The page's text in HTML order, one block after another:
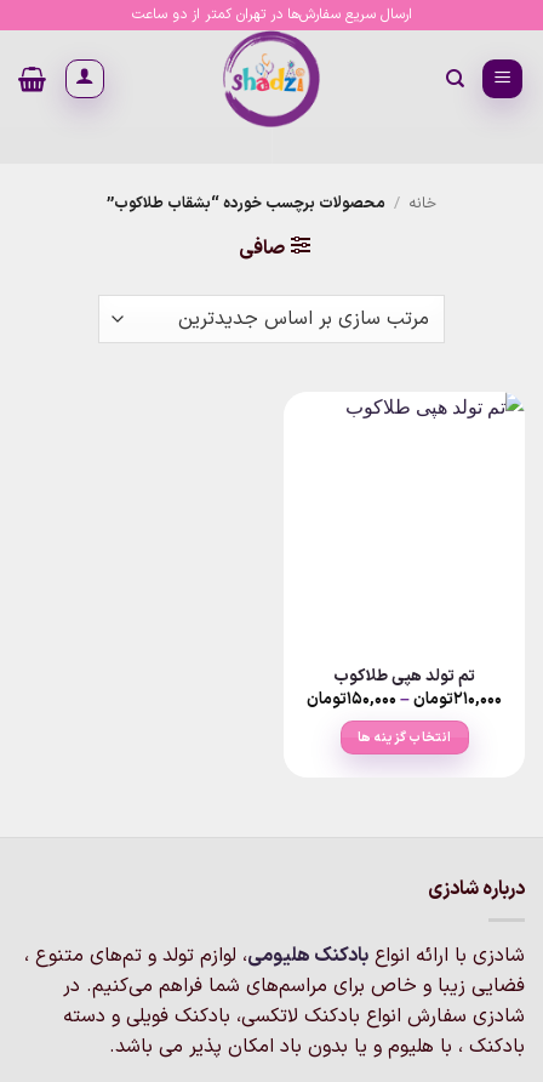
content
ارسال سریع سفارش‌ها در تهران کمتر از دو ساعت
خانه / محصولات برچسب خورده “بشقاب طلاکوب”
صافی
تم تولد هپی طلاکوب
۲۱۰,۰۰۰تومان–۱۵۰,۰۰۰تومانPrice
انتخاب گزینه ها
گزینه
ها
ممکن
است
در
درباره شادزی
شادزی با ارائه انواع بادکنک‌ هلیومی، لوازم تولد و تم‌های متنوع ،
فضایی زیبا و خاص برای مراسم‌های شما فراهم می‌کنیم. در
شادزی سفارش انواع بادکنک لاتکسی، بادکنک فویلی و دسته
بادکنک ، با هلیوم و یا بدون باد امکان پذیر می باشد.